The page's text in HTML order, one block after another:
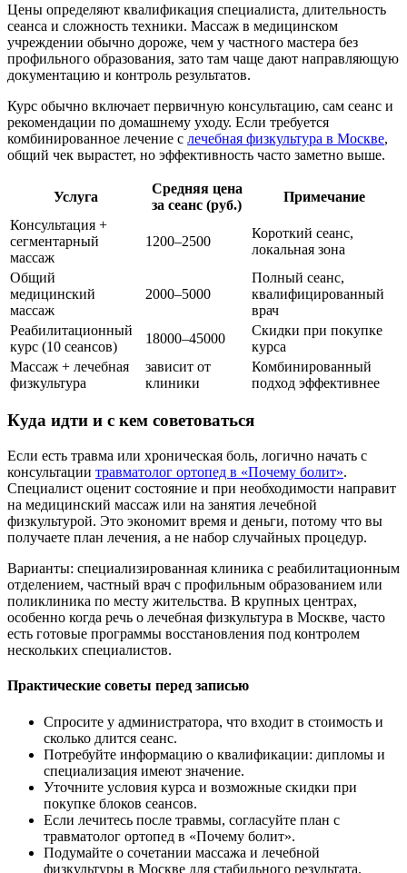
Цены определяют квалификация специалиста, длительность
сеанса и сложность техники. Массаж в медицинском
учреждении обычно дороже, чем у частного мастера без
профильного образования, зато там чаще дают направляющую
документацию и контроль результатов.
Курс обычно включает первичную консультацию, сам сеанс и
рекомендации по домашнему уходу. Если требуется
комбинированное лечение с лечебная физкультура в Москве,
общий чек вырастет, но эффективность часто заметно выше.
Услуга
Средняя цена
за сеанс (руб.)
Примечание
Консультация +
сегментарный
массаж
1200–2500
Короткий сеанс,
локальная зона
Общий
медицинский
массаж
2000–5000
Полный сеанс,
квалифицированный
врач
Реабилитационный
курс (10 сеансов)
18000–45000
Скидки при покупке
курса
Массаж + лечебная
физкультура
зависит от
клиники
Комбинированный
подход эффективнее
Куда идти и с кем советоваться
Если есть травма или хроническая боль, логично начать с
консультации травматолог ортопед в «Почему болит».
Специалист оценит состояние и при необходимости направит
на медицинский массаж или на занятия лечебной
физкультурой. Это экономит время и деньги, потому что вы
получаете план лечения, а не набор случайных процедур.
Варианты: специализированная клиника с реабилитационным
отделением, частный врач с профильным образованием или
поликлиника по месту жительства. В крупных центрах,
особенно когда речь о лечебная физкультура в Москве, часто
есть готовые программы восстановления под контролем
нескольких специалистов.
Практические советы перед записью
Спросите у администратора, что входит в стоимость и
сколько длится сеанс.
Потребуйте информацию о квалификации: дипломы и
специализация имеют значение.
Уточните условия курса и возможные скидки при
покупке блоков сеансов.
Если лечитесь после травмы, согласуйте план с
травматолог ортопед в «Почему болит».
Подумайте о сочетании массажа и лечебной
физкультуры в Москве для стабильного результата.